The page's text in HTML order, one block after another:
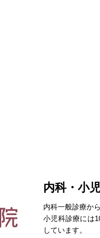
内科・小
内科一般診療か
小児科診療には
しています。